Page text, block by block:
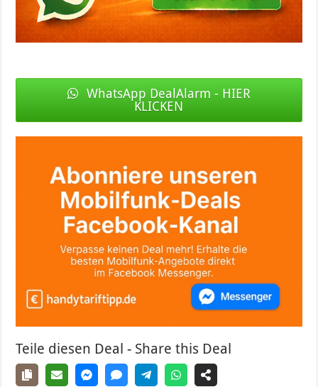
WhatsApp DealAlarm - HIER
KLICKEN
Teile diesen Deal - Share this Deal